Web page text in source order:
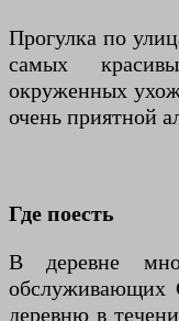
Прогулка по
самых
окруженных
очень приятной
Где поесть
В деревне
обслуживающих
деревню в